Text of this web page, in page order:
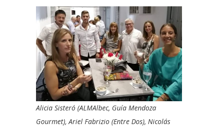
Alicia Sisteró (ALMAlbec, Guía Mendoza
Gourmet), Ariel Fabrizio (Entre Dos), Nicolás